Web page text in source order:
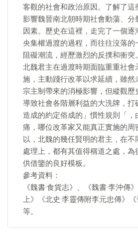
客觀的社會和政治原因。了解了這
影響魏晉南北朝時期社會動蕩、分
因素。歷史在這裡，走完了一個逐
央集權過渡的過程，而往往沒落的
阻礙潮流，經歷激烈的反撲和衝突。
北魏君主在過渡時期面臨重重社會
施，主動踐行改革以求延續，雖然
宗主制帶來的消極影響，但縱觀歷
導致社會各階層利益的大洗牌，打
造成的約定俗成的」慣性規則「，
痛，哪位改革家又能真正實施的周
以，北魏的幾任賢明的君主，在不
處理上，都有其值得稱道之處，為
供借鑒的良好模板。
參考資料：
《魏書·食貨志》、《魏書·李沖傳
上》《北史·李靈傳附李元忠傳》《
等。